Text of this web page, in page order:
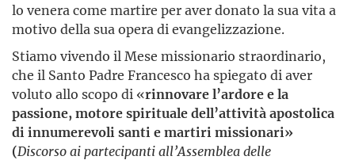
lo venera come martire per aver donato la sua vita a
motivo della sua opera di evangelizzazione.
Stiamo vivendo il Mese missionario straordinario,
che il Santo Padre Francesco ha spiegato di aver
voluto allo scopo di «rinnovare l’ardore e la
passione, motore spirituale dell’attività apostolica
di innumerevoli santi e martiri missionari»
(Discorso ai partecipanti all’Assemblea delle